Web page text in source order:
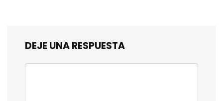
DEJE UNA RESPUESTA